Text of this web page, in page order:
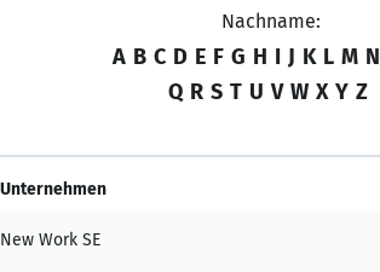
Nachname:
A B C D E F G H I J K L M N
Q R S T U V W X Y Z
Unternehmen
New Work SE